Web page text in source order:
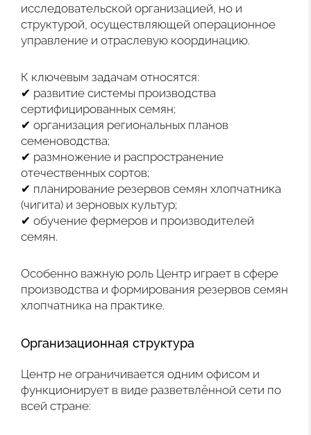
исследовательской организацией, но и
структурой, осуществляющей операционное
управление и отраслевую координацию.
К ключевым задачам относятся:
✔ развитие системы производства
сертифицированных семян;
✔ организация региональных планов
семеноводства;
✔ размножение и распространение
отечественных сортов;
✔ планирование резервов семян хлопчатника
(чигита) и зерновых культур;
✔ обучение фермеров и производителей
семян.
Особенно важную роль Центр играет в сфере
производства и формирования резервов семян
хлопчатника на практике.
Организационная структура
Центр не ограничивается одним офисом и
функционирует в виде разветвлённой сети по
всей стране: